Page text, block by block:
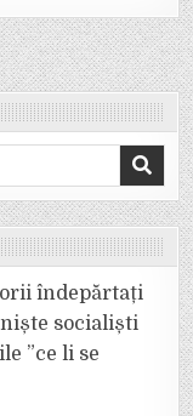
îndepărtați
niște socialiști
”ce li se